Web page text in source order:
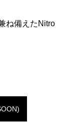
ね備えたNitro